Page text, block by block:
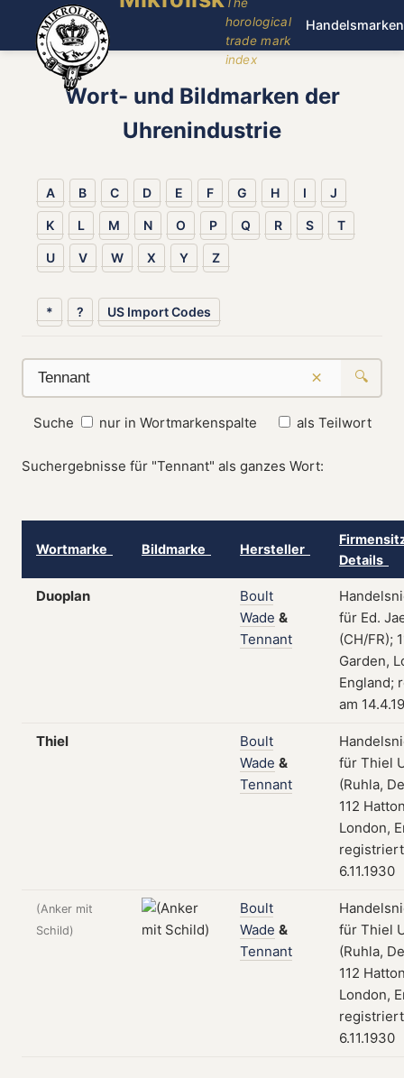
horological
trade mark
index
Handelsmarken
Wort- und Bildmarken der
Uhrenindustrie
A B C D E F G H I J
K L M N O P Q R S T
U V W X Y Z
* ? US Import Codes
× 🔍
Suche nur in Wortmarkenspalte als Teilwort
Suchergebnisse für "Tennant" als ganzes Wort:
Wortmarke Bildmarke Hersteller
Details
Duoplan
Boult
Wade &
Tennant
für Ed.
(CH/FR);
Garden,
England;
am
Thiel
Boult
Wade &
Tennant
für Thiel
(Ruhla,
112
London,
6.11.1930
(Anker mit
Schild)
Boult
Wade &
Tennant
für Thiel
(Ruhla,
112
London,
6.11.1930